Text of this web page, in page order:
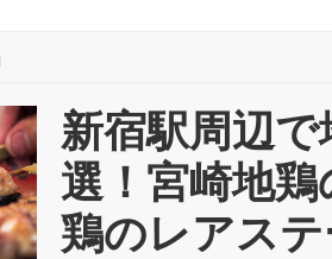
新宿駅周辺
選！宮崎地
鶏のレアステ